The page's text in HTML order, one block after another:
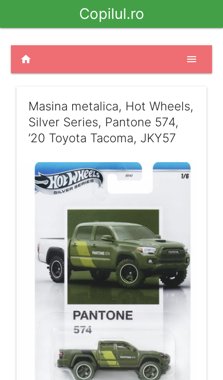
Copilul.ro
home menu
Masina metalica, Hot Wheels,
Silver Series, Pantone 574,
’20 Toyota Tacoma, JKY57